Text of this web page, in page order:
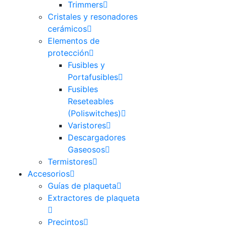
Trimmers
Cristales y resonadores
cerámicos
Elementos de
protección
Fusibles y
Portafusibles
Fusibles
Reseteables
(Poliswitches)
Varistores
Descargadores
Gaseosos
Termistores
Accesorios
Guías de plaqueta
Extractores de plaqueta
Precintos